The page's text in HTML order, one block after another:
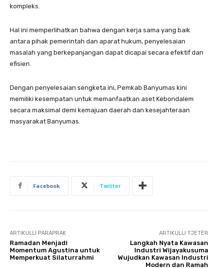
kompleks.
Hal ini memperlihatkan bahwa dengan kerja sama yang baik
antara pihak pemerintah dan aparat hukum, penyelesaian
masalah yang berkepanjangan dapat dicapai secara efektif dan
efisien.
Dengan penyelesaian sengketa ini, Pemkab Banyumas kini
memiliki kesempatan untuk memanfaatkan aset Kebondalem
secara maksimal demi kemajuan daerah dan kesejahteraan
masyarakat Banyumas.
Facebook Twitter
ARTIKULLI PARAPRAK
Ramadan Menjadi
Momentum Agustina untuk
Memperkuat Silaturrahmi
ARTIKULLI TJETËR
Langkah Nyata Kawasan
Industri Wijayakusuma
Wujudkan Kawasan Industri
Modern dan Ramah